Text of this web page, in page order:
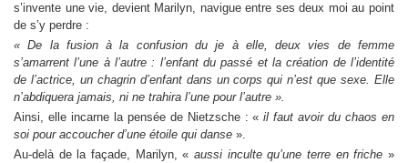
s’invente une vie, devient Marilyn, navigue entre ses deux moi au point
de s’y perdre :
« De la fusion à la confusion du je à elle, deux vies de femme
s’amarrent l’une à l’autre : l’enfant du passé et la création de l’identité
de l’actrice, un chagrin d’enfant dans un corps qui n’est que sexe. Elle
n’abdiquera jamais, ni ne trahira l’une pour l’autre ».
Ainsi, elle incarne la pensée de Nietzsche : «il faut avoir du chaos en
soi pour accoucher d’une étoile qui danse ».
Au-delà de la façade, Marilyn, « aussi inculte qu’une terre en friche »